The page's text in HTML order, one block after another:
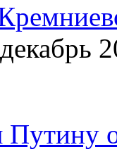
Путину